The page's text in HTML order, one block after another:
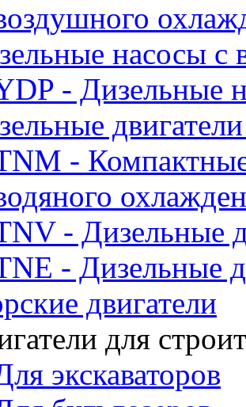
насосы
- Дизельные
-
- Дизельные
- Дизельные
двигатели
для
экскаваторов